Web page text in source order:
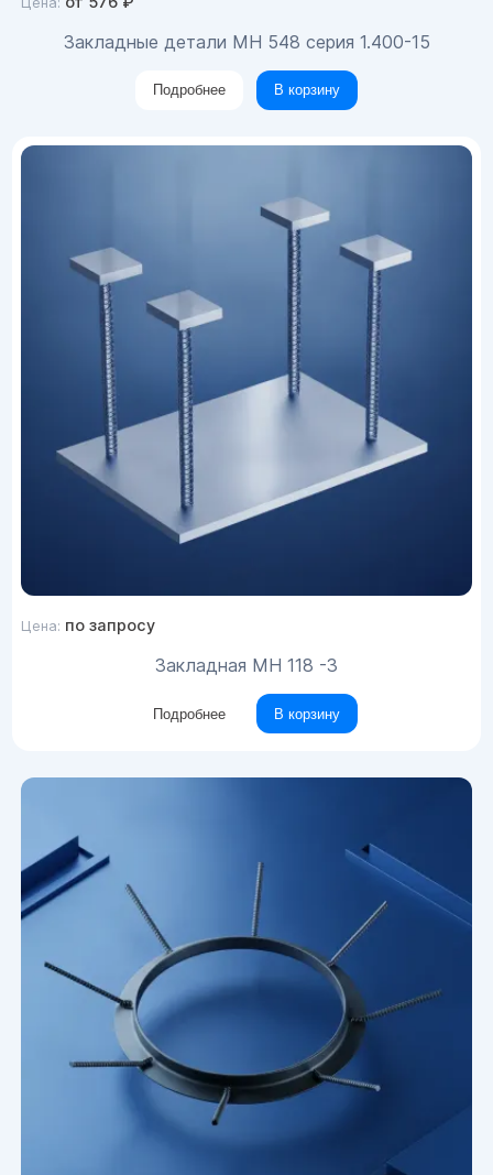
Закладные детали МН 548 серия 1.400-15
Подробнее В корзину
Цена: по запросу
Закладная МН 118 -3
Подробнее В корзину